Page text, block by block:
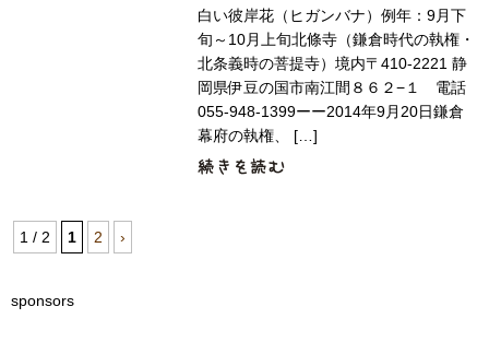
白い彼岸花（ヒガンバナ）例年：9月下
旬～10月上旬北條寺（鎌倉時代の執権・
北条義時の菩提寺）境内〒410-2221 静
岡県伊豆の国市南江間８６２−１ 電話
055-948-1399ーー2014年9月20日鎌倉
幕府の執権、 […]
1 / 2 1 2 ›
sponsors